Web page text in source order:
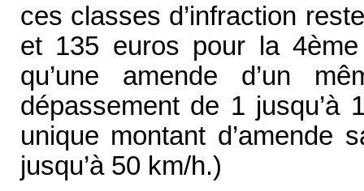
ces classes d’infraction
et 135 euros pour la
qu’une amende d’un
dépassement de 1 jusqu’à
unique montant d’amende
jusqu’à 50 km/h.)